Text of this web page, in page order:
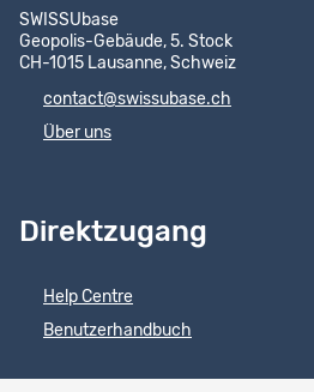
SWISSUbase
Geopolis-Gebäude, 5. Stock
CH-1015 Lausanne, Schweiz
contact@swissubase.ch
Über uns
Direktzugang
Help Centre
Benutzerhandbuch